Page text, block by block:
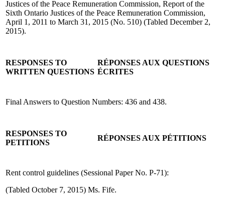
Justices of the Peace Remuneration Commission, Report of the
Sixth Ontario Justices of the Peace Remuneration Commission,
April 1, 2011 to March 31, 2015 (No. 510) (Tabled December 2,
2015).
RESPONSES TO
WRITTEN QUESTIONS
RÉPONSES AUX QUESTIONS
ÉCRITES
Final Answers to Question Numbers: 436 and 438.
RESPONSES TO
PETITIONS
RÉPONSES AUX PÉTITIONS
Rent control guidelines (Sessional Paper No. P-71):
(Tabled October 7, 2015) Ms. Fife.